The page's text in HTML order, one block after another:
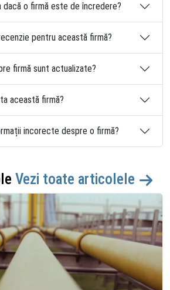
dacă o firmă este de încredere?
pentru această firmă?
firmă sunt actualizate?
această firmă?
incorecte despre o firmă?
Vezi toate articolele